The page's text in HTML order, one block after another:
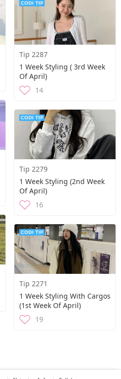
Tip 2287
1 Week Styling ( 3rd Week
Of April)
14
Tip 2279
1 Week Styling (2nd Week
Of April)
16
Tip 2271
1 Week Styling With Cargos
(1st Week Of April)
19